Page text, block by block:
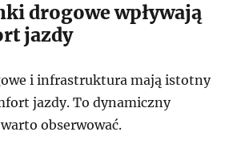
drogowe wpływają
jazdy
i infrastruktura mają istotny
jazdy. To dynamiczny
obserwować.